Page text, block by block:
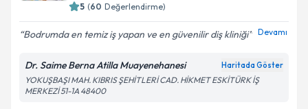
5 (60 Değerlendirme)
Bodrumda en temiz iş yapan ve en güvenilir diş kliniği Devamı
Dr. Saime Berna Atilla Muayenehanesi Haritada Göster
YOKUŞBAŞI MAH. KIBRIS ŞEHİTLERİ CAD. HİKMET ESKİTÜRK İŞ
MERKEZİ 51-1A 48400